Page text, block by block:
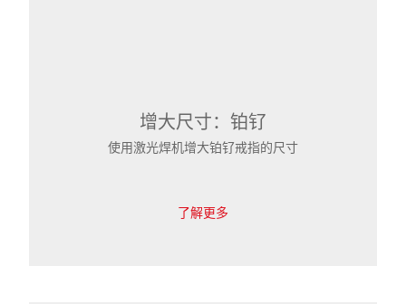
增大尺寸：铂钌
使用激光焊机增大铂钌戒指的尺寸
了解更多